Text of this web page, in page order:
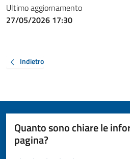
Ultimo aggiornamento
27/05/2026 17:30
Indietro
Quanto sono chiare le
pagina?